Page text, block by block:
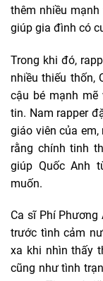
thêm nhiều
giúp gia đình có
Trong khi đó,
nhiều thiếu thốn,
cậu bé mạnh
tin. Nam rapper
giáo viên của
rằng chính tinh
giúp Quốc Anh
muốn.
Ca sĩ Phí
trước tình cảm
xa khi nhìn thấy
cũng như tình